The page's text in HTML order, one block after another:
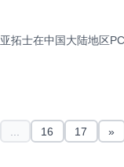
拓士在中国大陆地区
16 17 »